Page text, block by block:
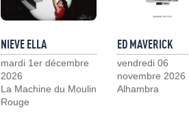
NIEVE ELLA
mardi 1er décembre
2026
La Machine du Moulin
Rouge
ED MAVERICK
vendredi 06
novembre 2026
Alhambra